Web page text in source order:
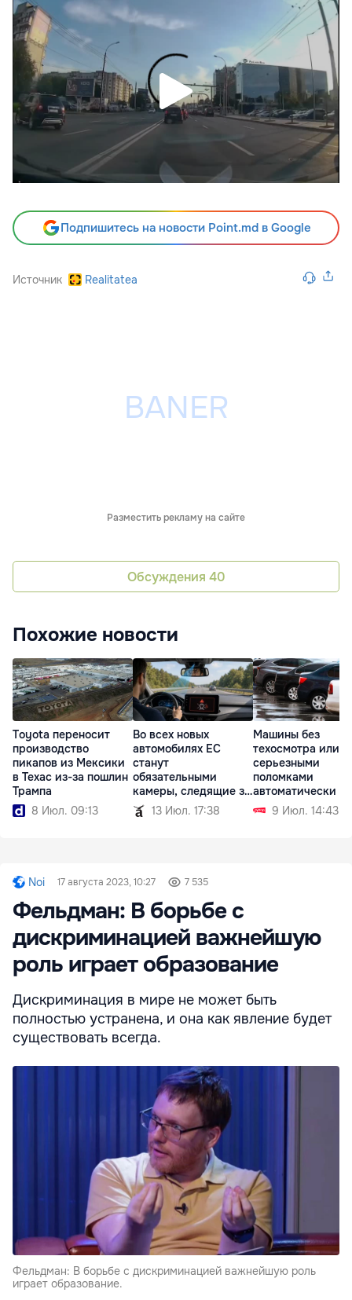
Подпишитесь на новости Point.md в Google
Источник Realitatea
Разместить рекламу на сайте
Обсуждения 40
Похожие новости
Toyota переносит
производство
пикапов из Мексики
в Техас из-за пошлин
Трампа
8 Июл. 09:13
Во всех новых
автомобилях ЕС
станут
обязательными
камеры, следящие за
водителем
13 Июл. 17:38
Машины без
техосмотра или с
серьезными
поломками
автоматически
регистрации
9 Июл. 14:43
Noi 17 августа 2023, 10:27 7 535
Фельдман: В борьбе с
дискриминацией важнейшую
роль играет образование
Дискриминация в мире не может быть
полностью устранена, и она как явление будет
существовать всегда.
Фельдман: В борьбе с дискриминацией важнейшую роль
играет образование.